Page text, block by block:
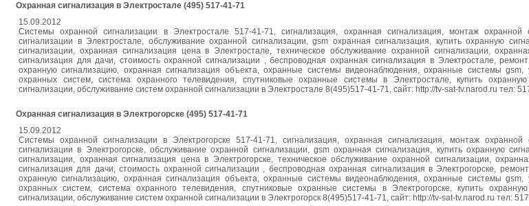
Охранная сигнализация в Электростале (495) 517-41-71
15.09.2012
Системы охранной сигнализации в Электростале 517-41-71, сигнализация, охранная сигнализация, монтаж охранной
сигнализации в Электростале, обслуживание охранной сигнализации, gsm охранная сигнализация, купить охранную
сигнализации, охранная сигнализация цена в Электростале, техническое обслуживание охранной сигнализации,
сигнализация для дачи, стоимость охранной сигнализации , беспроводная охранная сигнализация в Электростале,
охранную сигнализацию, охранная сигнализация объекта, охранные системы видеонаблюдения, охранные системы gsm,
охранных систем, система охранного телевидения, спутниковые охранные системы в Электростале, купить
сигнализации, обслуживание систем охранной сигнализации в Электростале 8(495)517-41-71, сайт: http://tv-sat-tv.narod.ru тел:
Охранная сигнализация в Электрогорске (495) 517-41-71
15.09.2012
Системы охранной сигнализации в Электрогорске 517-41-71, сигнализация, охранная сигнализация, монтаж охранной
сигнализации в Электрогорске, обслуживание охранной сигнализации, gsm охранная сигнализация, купить охранную
сигнализации, охранная сигнализация цена в Электрогорске, техническое обслуживание охранной сигнализации,
сигнализация для дачи, стоимость охранной сигнализации , беспроводная охранная сигнализация в Электрогорске,
охранную сигнализацию, охранная сигнализация объекта, охранные системы видеонаблюдения, охранные системы gsm,
охранных систем, система охранного телевидения, спутниковые охранные системы в Электрогорске, купить
сигнализации, обслуживание систем охранной сигнализации в Электрогорск 8(495)517-41-71, сайт: http://tv-sat-tv.narod.ru тел: